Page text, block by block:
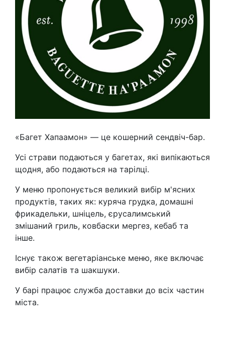
«Багет Хапаамон» — це кошерний сендвіч-бар.
Усі страви подаються у багетах, які випікаються
щодня, або подаються на тарілці.
У меню пропонується великий вибір м'ясних
продуктів, таких як: куряча грудка, домашні
фрикадельки, шніцель, єрусалимський
змішаний гриль, ковбаски мергез, кебаб та
інше.
Існує також вегетаріанське меню, яке включає
вибір салатів та шакшуки.
У барі працює служба доставки до всіх частин
міста.